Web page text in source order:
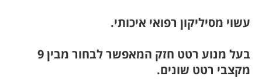
עשוי מסיליקון רפואי איכותי.
בעל מנוע רטט חזק המאפשר לבחור מבין 9
מקצבי רטט שונים.